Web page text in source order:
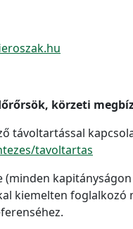
körzeti
távoltartással
tavoltartas
kiemelten